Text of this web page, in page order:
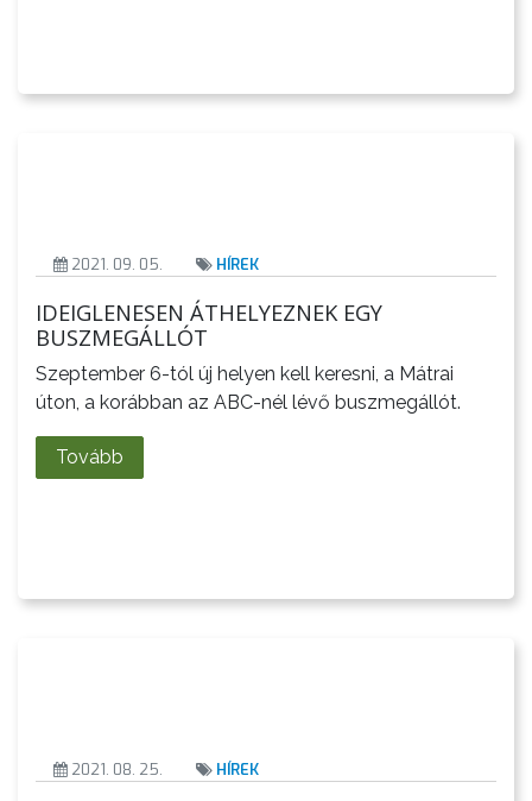
HASZNOS
A
VÁROS
PÉNZÜGYEI
RENDELETEK
2021. 09. 05. HÍREK
IDEIGLENESEN ÁTHELYEZNEK EGY
BUSZMEGÁLLÓT
Szeptember 6-tól új helyen kell keresni, a Mátrai
úton, a korábban az ABC-nél lévő buszmegállót.
Tovább
2021. 08. 25. HÍREK